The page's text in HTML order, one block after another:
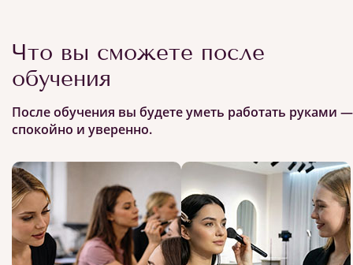
Что вы сможете после
обучения
После обучения вы будете уметь работать руками —
спокойно и уверенно.